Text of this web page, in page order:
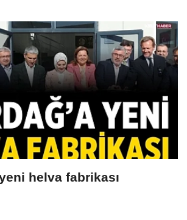
helva fabrikası